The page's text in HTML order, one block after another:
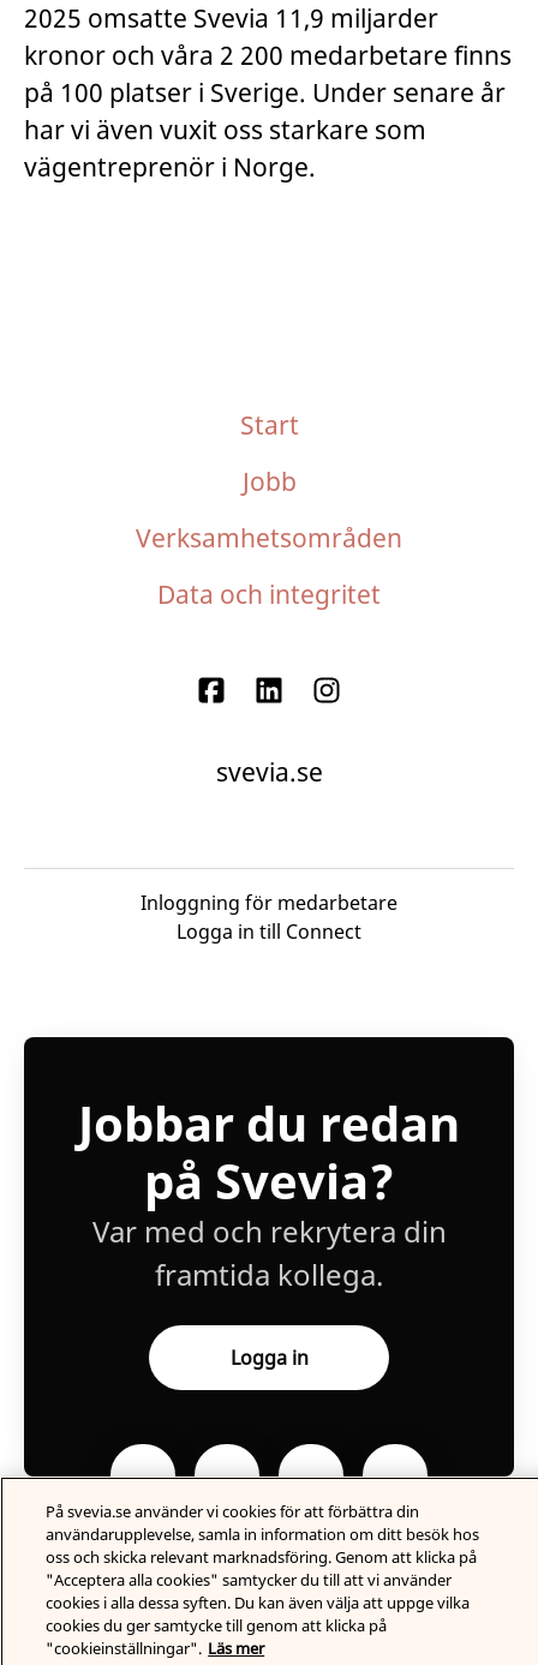
2025 omsatte Svevia 11,9 miljarder
kronor och våra 2 200 medarbetare finns
på 100 platser i Sverige. Under senare år
har vi även vuxit oss starkare som
vägentreprenör i Norge.
Start
Jobb
Verksamhetsområden
Data och integritet
svevia.se
Inloggning för medarbetare
Logga in till Connect
Jobbar du redan
på Svevia?
Var med och rekrytera din
framtida kollega.
Logga in
Karriärsidafrån Teamtailor
På svevia.se använder vi cookies för att förbättra din
användarupplevelse, samla in information om ditt besök hos
oss och skicka relevant marknadsföring. Genom att klicka på
"Acceptera alla cookies" samtycker du till att vi använder
cookies i alla dessa syften. Du kan även välja att uppge vilka
cookies du ger samtycke till genom att klicka på
"cookieinställningar". Läs mer